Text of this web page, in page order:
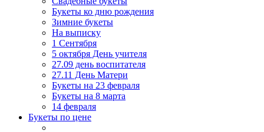
Букеты ко дню рождения
Зимние букеты
На выписку
1 Сентября
5 октября День учителя
27.09 день воспитателя
27.11 День Матери
Букеты на 23 февраля
Букеты на 8 марта
14 февраля
Букеты по цене